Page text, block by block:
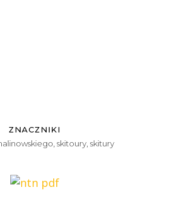
ZNACZNIKI
skitoury skitury